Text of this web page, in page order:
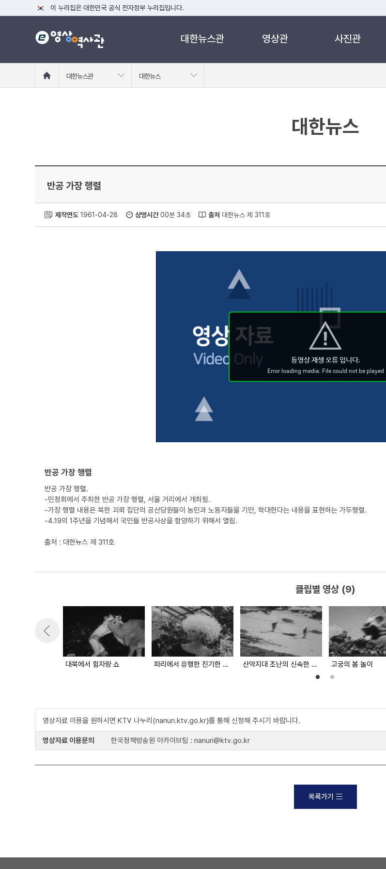
이 누리집은 대한민국 공식 전자정부 누리집입니다.
공식 누리집 주소 확인하기
go.kr 주소를 사용하는 누리집은 대한민국 정부기관이 관리하는 누리집입니다.
대한뉴스관 영상관 사진관
로
대한뉴스관 대한뉴스
대한뉴스
반공 가장 행렬
제작연도 1961-04-28 상영시간00분 34초 출처 대한뉴스 제 311호
반공 가장 행렬
반공 가장 행렬.
-민정회에서 주최한 반공 가장 행렬, 서울 거리에서 개최됨.
-가장 행렬 내용은 북한 괴뢰 집단의 공산당원들이 농민과 노동자들을 기만, 학대한다는 내용을 표현하는 가두행렬.
-4.19의 1주년을 기념해서 국민들 반공사상을 함양하기 위해서 열림.
출처 : 대한뉴스 제 311호
클립별 영상 (9)
대북에서 힘자랑 쇼 파리에서 유행한 진기한 모자 산악지대 조난의 신속한 구조 작업 고궁의 봄 놀이
영상자료 이용을 원하시면 KTV 나누리(nanuri.ktv.go.kr)를 통해 신청해 주시기 바랍니다.
영상자료 이용문의 한국정책방송원 아카이브팀 : nanuri@ktv.go.kr
목록가기